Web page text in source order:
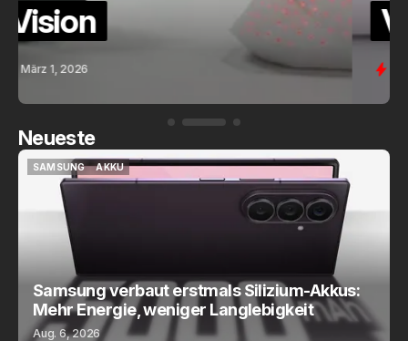
Voice (PE)
Feb. 9, 2026
Neueste
SAMSUNG
SAMSUNG
AKKU
AKKU
Samsung verbaut erstmals Silizium-Akkus:
Mehr Energie, weniger Langlebigkeit
Aug. 6, 2026